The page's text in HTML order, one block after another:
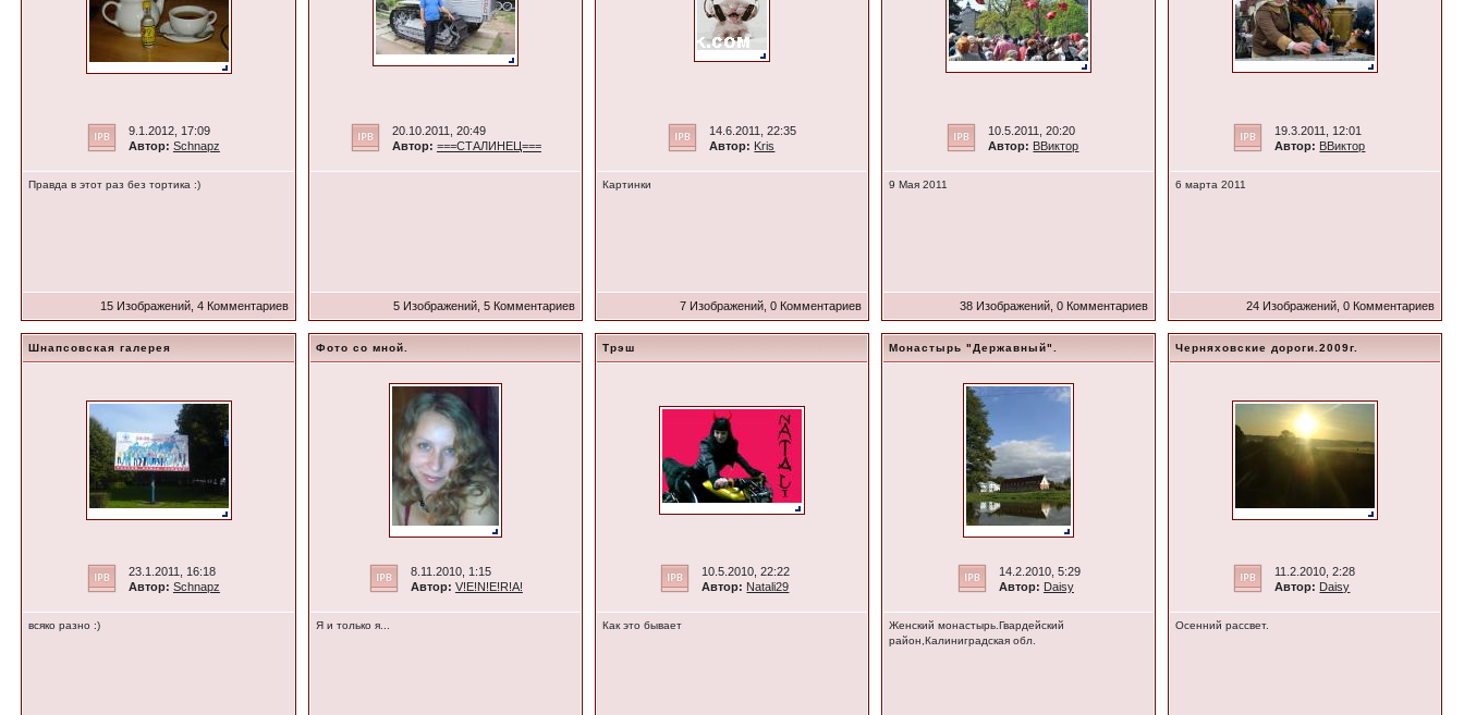
9.1.2012, 17:09
Автор: Schnapz
Правда в этот раз без тортика :)
15 Изображений, 4 Комментариев
20.10.2011, 20:49
Автор: ===СТАЛИНЕЦ===
5 Изображений, 5 Комментариев
14.6.2011, 22:35
Автор: Kris
Картинки
7 Изображений, 0 Комментариев
10.5.2011, 20:20
Автор: ВВиктор
9 Мая 2011
38 Изображений, 0 Комментариев
19.3.2011, 12:01
Автор: ВВиктор
6 марта 2011
24 Изображений, 0 Комментариев
Шнапсовская галерея
23.1.2011, 16:18
Автор: Schnapz
всяко разно :)
Фото со мной.
8.11.2010, 1:15
Автор: V!E!N!E!R!A!
Я и только я...
Трэш
10.5.2010, 22:22
Автор: Natali29
Как это бывает
Монастырь "Державный".
14.2.2010, 5:29
Автор: Daisy
Женский монастырь.Гвардейский
район,Калиниградская обл.
Черняховские дороги.2009г.
11.2.2010, 2:28
Автор: Daisy
Осенний рассвет.